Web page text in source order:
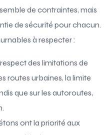
de contraintes, mais
de sécurité pour chacun.
à respecter :
des limitations de
routes urbaines, la limite
que sur les autoroutes,
ont la priorité aux